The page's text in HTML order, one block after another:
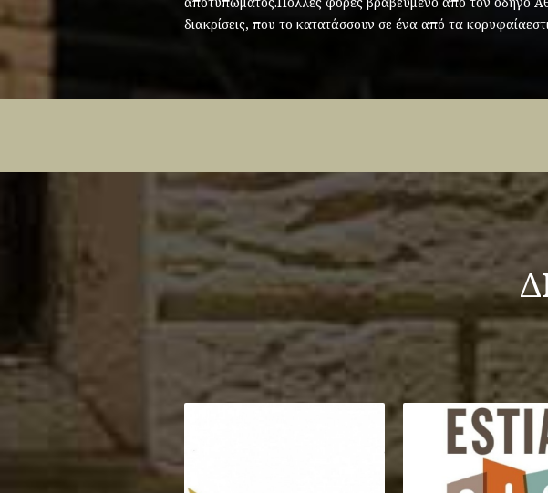
διακρίσεις, που το κατατάσσουν σε ένα από τα